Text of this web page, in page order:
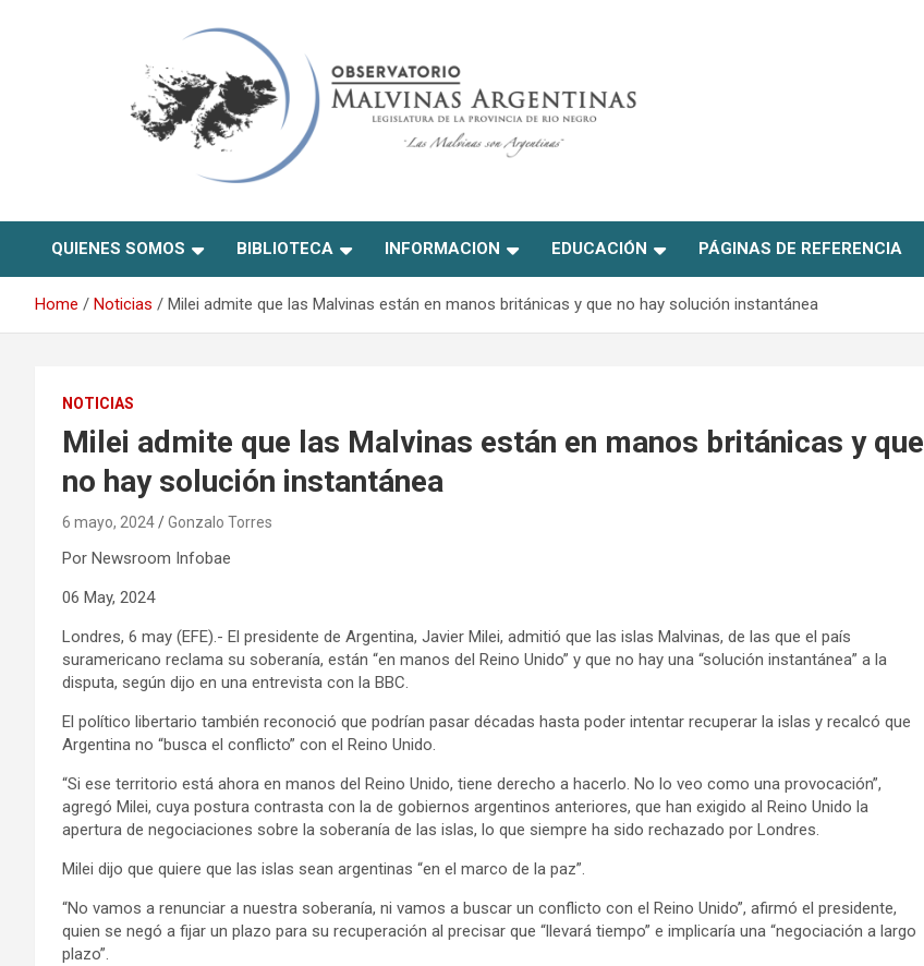
Observatorio Malvinas –
Río Negro
QUIENES SOMOS BIBLIOTECA INFORMACION EDUCACIÓN PÁGINAS DE REFERENCIA
Home Noticias Milei admite que las Malvinas están en manos británicas y que no hay solución instantánea
NOTICIAS
Milei admite que las Malvinas están en manos británicas y que
no hay solución instantánea
6 mayo, 2024 Gonzalo Torres
Por Newsroom Infobae
06 May, 2024
Londres, 6 may (EFE).- El presidente de Argentina, Javier Milei, admitió que las islas Malvinas, de las que el país
suramericano reclama su soberanía, están “en manos del Reino Unido” y que no hay una “solución instantánea” a la
disputa, según dijo en una entrevista con la BBC.
El político libertario también reconoció que podrían pasar décadas hasta poder intentar recuperar la islas y recalcó que
Argentina no “busca el conflicto” con el Reino Unido.
“Si ese territorio está ahora en manos del Reino Unido, tiene derecho a hacerlo. No lo veo como una provocación”,
agregó Milei, cuya postura contrasta con la de gobiernos argentinos anteriores, que han exigido al Reino Unido la
apertura de negociaciones sobre la soberanía de las islas, lo que siempre ha sido rechazado por Londres.
Milei dijo que quiere que las islas sean argentinas “en el marco de la paz”.
“No vamos a renunciar a nuestra soberanía, ni vamos a buscar un conflicto con el Reino Unido”, afirmó el presidente,
quien se negó a fijar un plazo para su recuperación al precisar que “llevará tiempo” e implicaría una “negociación a largo
plazo”.